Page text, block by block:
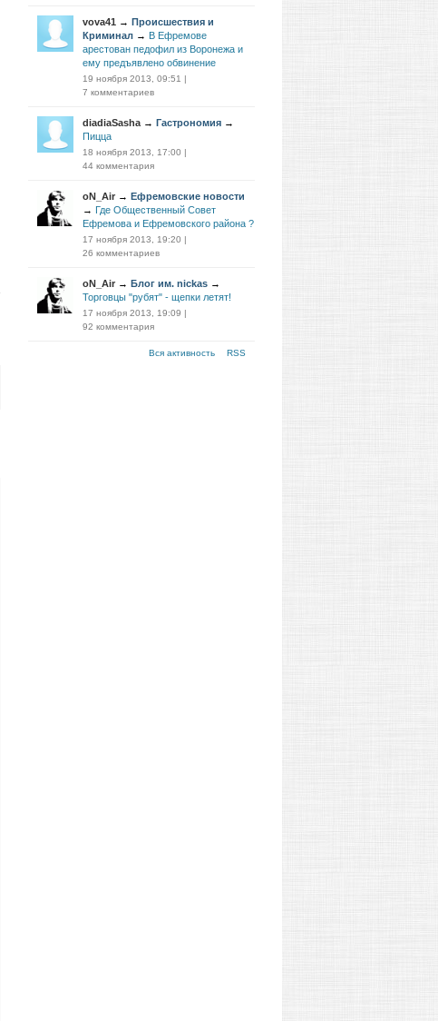
vova41 → Проиcшествия и
Криминал → В Ефремове
арестован педофил из Воронежа и
ему предъявлено обвинение
19 ноября 2013, 09:51 |
7 комментариев
diadiaSasha → Гастрономия →
Пицца
18 ноября 2013, 17:00 |
44 комментария
oN_Air → Ефремовские новости
→ Где Общественный Совет
Ефремова и Ефремовского района ?
17 ноября 2013, 19:20 |
26 комментариев
oN_Air → Блог им. nickas →
Торговцы "рубят" - щепки летят!
17 ноября 2013, 19:09 |
92 комментария
Вся активность RSS